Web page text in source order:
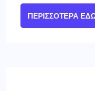
ΠΕΡΙΣΣΌΤΕΡΑ